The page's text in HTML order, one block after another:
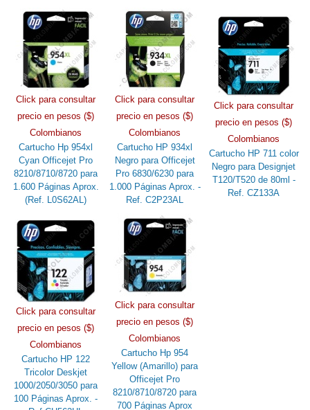
Click para consultar
precio en pesos ($)
Colombianos
Cartucho Hp 954xl
Cyan Officejet Pro
8210/8710/8720 para
1.600 Páginas Aprox.
(Ref. L0S62AL)
Click para consultar
precio en pesos ($)
Colombianos
Cartucho HP 934xl
Negro para Officejet
Pro 6830/6230 para
1.000 Páginas Aprox. -
Ref. C2P23AL
Click para consultar
precio en pesos ($)
Colombianos
Cartucho HP 711 color
Negro para Designjet
T120/T520 de 80ml -
Ref. CZ133A
Click para consultar
precio en pesos ($)
Colombianos
Cartucho HP 122
Tricolor Deskjet
1000/2050/3050 para
100 Páginas Aprox. -
Click para consultar
precio en pesos ($)
Colombianos
Cartucho Hp 954
Yellow (Amarillo) para
Officejet Pro
8210/8710/8720 para
700 Páginas Aprox